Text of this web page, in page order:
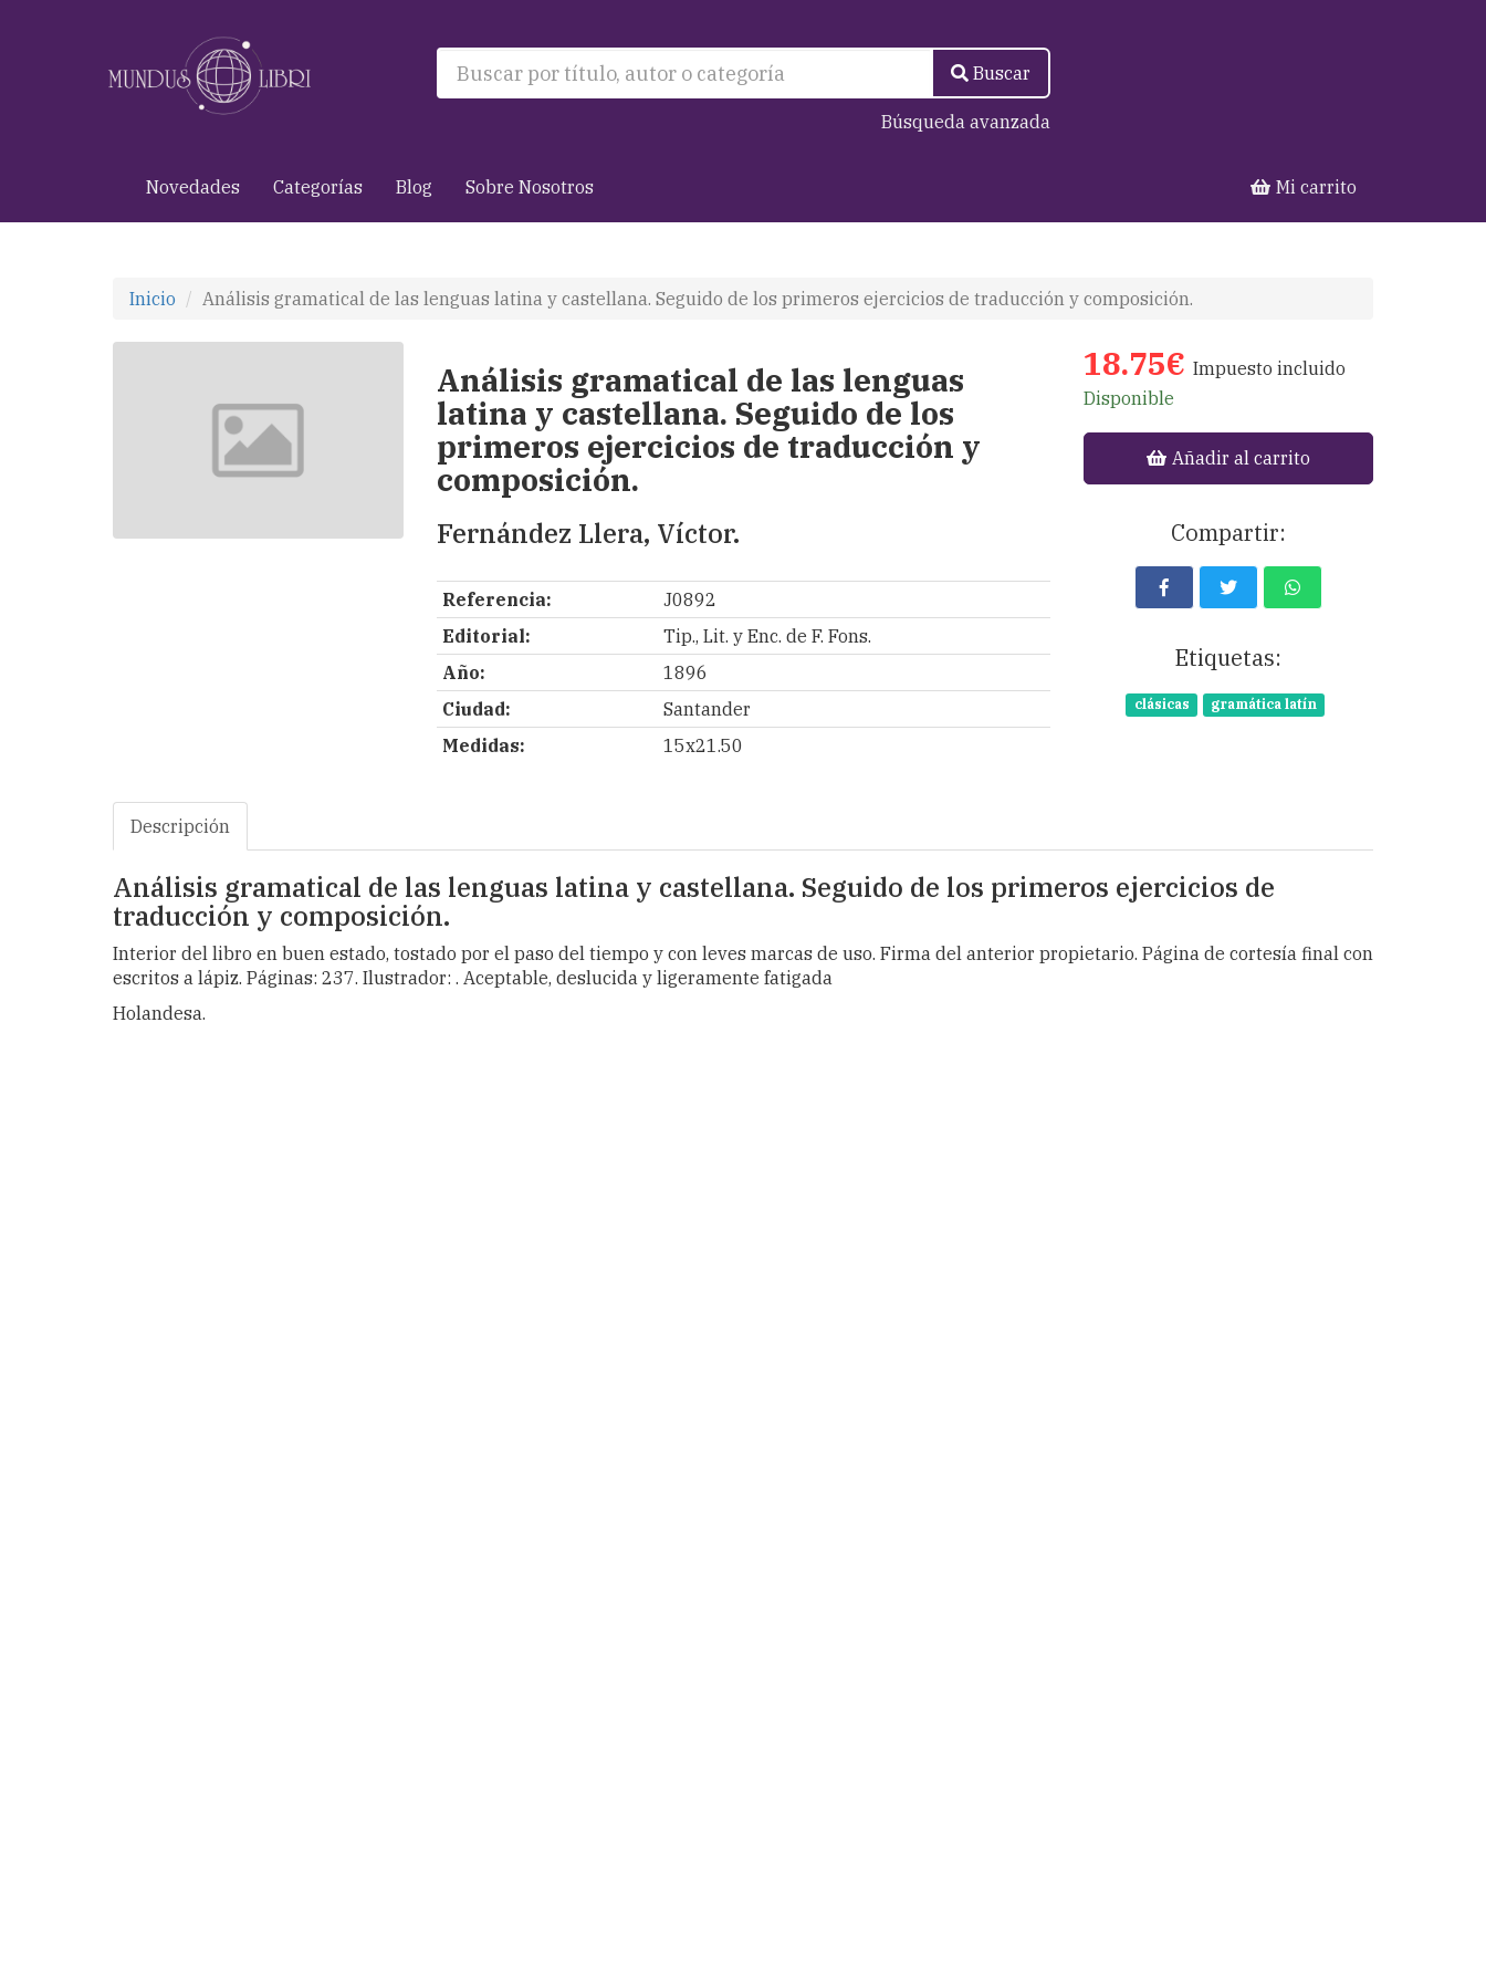
Buscar
Búsqueda avanzada
Novedades Categorías Blog Sobre Nosotros Mi carrito
Inicio Análisis gramatical de las lenguas latina y castellana. Seguido de los primeros ejercicios de traducción y composición.
Análisis gramatical de las lenguas
latina y castellana. Seguido de los
primeros ejercicios de traducción y
composición.
Fernández Llera, Víctor.
Referencia:
J0892
Editorial:
Tip., Lit. y Enc. de F. Fons.
Año:
1896
Ciudad:
Santander
Medidas:
15x21.50
18.75€ Impuesto incluido
Disponible
Añadir al carrito
Compartir:
Etiquetas:
clásicas gramática latín
Descripción
Análisis gramatical de las lenguas latina y castellana. Seguido de los primeros ejercicios de
traducción y composición.
Interior del libro en buen estado, tostado por el paso del tiempo y con leves marcas de uso. Firma del anterior propietario. Página de cortesía final con
escritos a lápiz. Páginas: 237. Ilustrador: . Aceptable, deslucida y ligeramente fatigada
Holandesa.